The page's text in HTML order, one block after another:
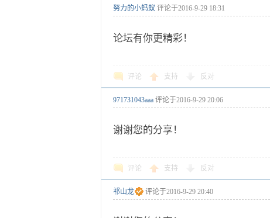
努力的小蚂蚁 评论于2016-9-29 18:31
论坛有你更精彩！
评论 支持 反对
971731043aaa 评论于2016-9-29 20:06
谢谢您的分享！
评论 支持 反对
祁山龙 评论于2016-9-29 20:40